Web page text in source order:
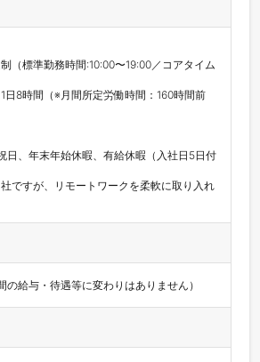
（標準勤務時間:10:00〜19:00／コアタイム
8時間（※月間所定労働時間：160時間前
日、年末年始休暇、有給休暇（入社日5日付
ですが、リモートワークを柔軟に取り入れ
の給与・待遇等に変わりはありません）